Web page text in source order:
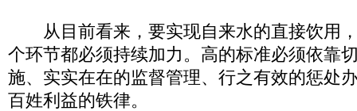
从目前看来，要实现自来水的直接饮用
个环节都必须持续加力。高的标准必须依靠
施、实实在在的监督管理、行之有效的惩处
百姓利益的铁律。